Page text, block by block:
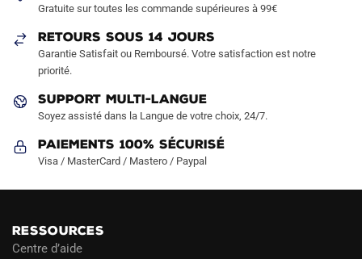
Gratuite sur toutes les commande supérieures à 99€
RETOURS SOUS 14 JOURS
Garantie Satisfait ou Remboursé. Votre satisfaction est notre
priorité.
SUPPORT MULTI-LANGUE
Soyez assisté dans la Langue de votre choix, 24/7.
Paiements 100% Sécurisé
Visa / MasterCard / Mastero / Paypal
RESSOURCES
Centre d’aide